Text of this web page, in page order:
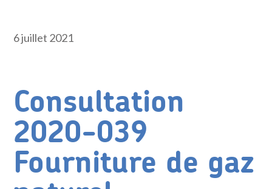
6 juillet 2021
Consultation
2020-039
Fourniture de gaz